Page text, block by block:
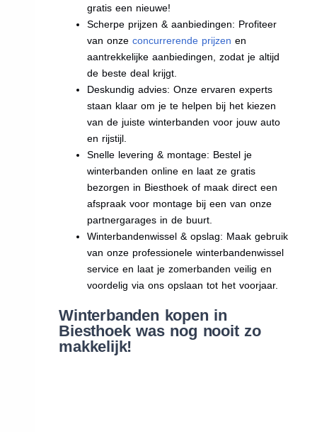
gratis een nieuwe!
Scherpe prijzen & aanbiedingen: Profiteer
van onzeconcurrerende prijzen en
aantrekkelijke aanbiedingen, zodat je altijd
de beste deal krijgt.
Deskundig advies: Onze ervaren experts
staan klaar om je te helpen bij het kiezen
van de juiste winterbanden voor jouw auto
en rijstijl.
Snelle levering & montage: Bestel je
winterbanden online en laat ze gratis
bezorgen in Biesthoek of maak direct een
afspraak voor montage bij een van onze
partnergarages in de buurt.
Winterbandenwissel & opslag: Maak gebruik
van onze professionele winterbandenwissel
service en laat je zomerbanden veilig en
voordelig via ons opslaan tot het voorjaar.
Winterbanden kopen in
Biesthoek was nog nooit zo
makkelijk!